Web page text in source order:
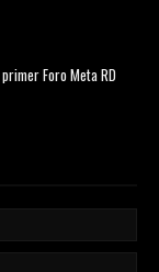
Foro Meta RD